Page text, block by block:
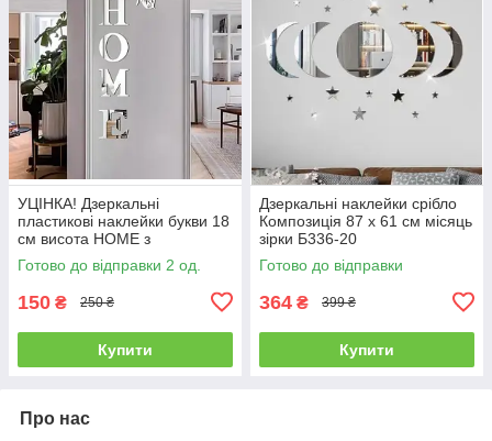
УЦІНКА! Дзеркальні
пластикові наклейки букви 18
см висота HOME з
метеликом
Готово до відправки 2 од.
150 ₴ 250 ₴
Купити
Дзеркальні наклейки срібло
Композиція 87 х 61 см місяць
зірки Б336-20
Готово до відправки
364 ₴ 399 ₴
Купити
Про нас